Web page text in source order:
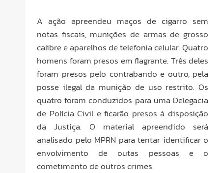
A ação apreendeu maços de cigarro sem
notas fiscais, munições de armas de grosso
calibre e aparelhos de telefonia celular. Quatro
homens foram presos em flagrante. Três deles
foram presos pelo contrabando e outro, pela
posse ilegal da munição de uso restrito. Os
quatro foram conduzidos para uma Delegacia
de Polícia Civil e ficarão presos à disposição
da Justiça. O material apreendido será
analisado pelo MPRN para tentar identificar o
envolvimento de outas pessoas e o
cometimento de outros crimes.